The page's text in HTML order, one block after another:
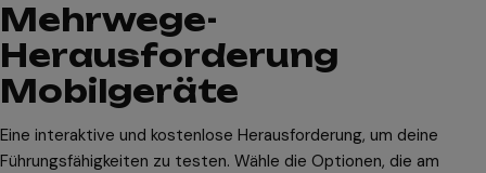
Mehrwege-
Herausforderung
Mobilgeräte
Eine interaktive und kostenlose Herausforderung, um deine
Führungsfähigkeiten zu testen. Wähle die Optionen, die am